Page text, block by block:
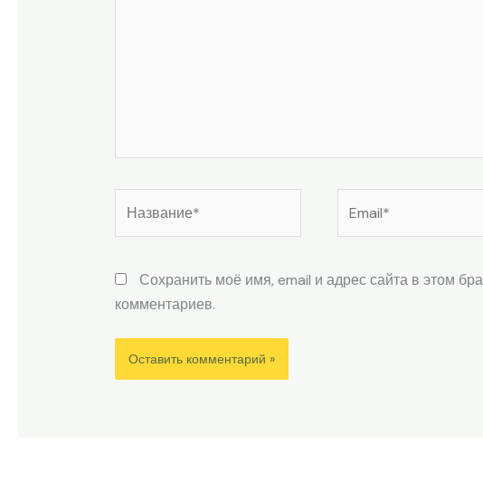
Сохранить моё имя, email и адрес сайта в этом
комментариев.